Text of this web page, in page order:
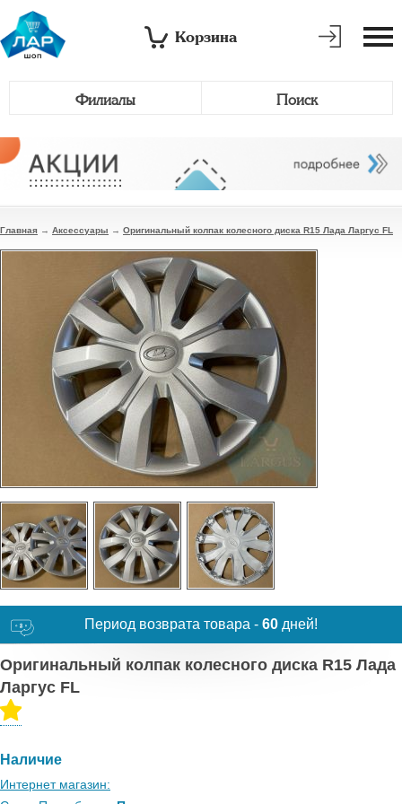
Корзина
Филиалы Поиск
Главная → Аксессуары → Оригинальный колпак колесного диска R15 Лада Ларгус FL
Период возврата товара - 60 дней!
Оригинальный колпак колесного диска R15 Лада
Ларгус FL
Наличие
Интернет магазин: